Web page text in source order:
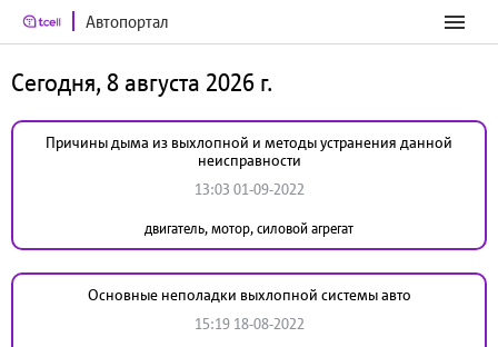
Автопортал
Сегодня, 8 августа 2026 г.
Причины дыма из выхлопной и методы устранения данной
неисправности
13:03 01-09-2022
двигатель, мотор, силовой агрегат
Основные неполадки выхлопной системы авто
15:19 18-08-2022